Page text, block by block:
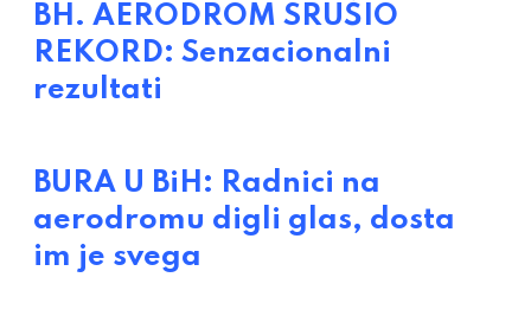
BH. AERODROM SRUŠIO
REKORD: Senzacionalni
rezultati
BURA U BiH: Radnici na
aerodromu digli glas, dosta
im je svega